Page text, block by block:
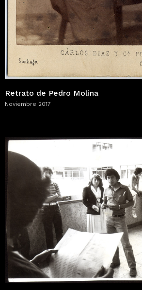
Retrato de Pedro Molina
Noviembre 2017